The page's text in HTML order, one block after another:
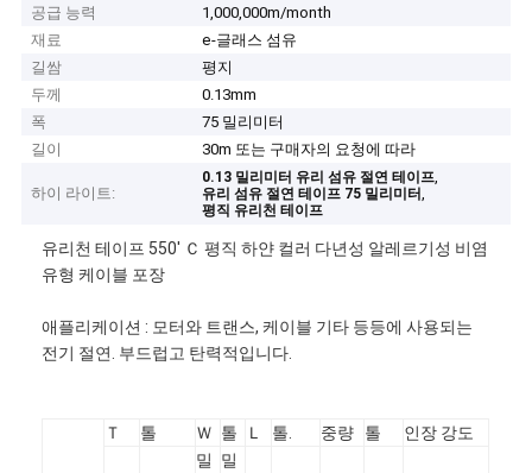
공급 능력
1,000,000m/month
재료
e-글래스 섬유
길쌈
평지
두께
0.13mm
폭
75 밀리미터
길이
30m 또는 구매자의 요청에 따라
하이 라이트:
0.13 밀리미터 유리 섬유 절연 테이프,
유리 섬유 절연 테이프 75 밀리미터,
평직 유리천 테이프
유리천 테이프 550' Ｃ 평직 하얀 컬러 다년성 알레르기성 비염
유형 케이블 포장
애플리케이션 : 모터와 트랜스, 케이블 기타 등등에 사용되는
전기 절연. 부드럽고 탄력적입니다.
Ｔ 톨 Ｗ 톨 Ｌ 톨. 중량 톨 인장 강도
밀
밀